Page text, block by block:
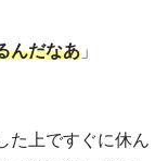
んだなあ 」
た上ですぐに休ん